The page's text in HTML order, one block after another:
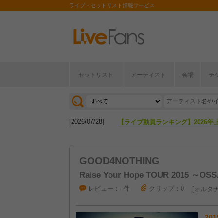
ライブ・セットリスト情報サービス
セットリスト アーティスト 会場 チ
[2026/04/27] 【フェス特集2026】フェス情報は
[2026/07/28] 【ライブ動員ランキング】2026年
[2026/07/28] 【ライブ動員ランキング】2026年
GOOD4NOTHING
Raise Your Hope TOUR 2015 ～
レビュー：--件 クリップ：0 オルタ